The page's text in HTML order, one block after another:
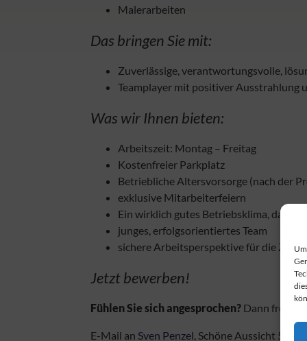
Malerarbeiten
Das bringen Sie mit:
Zuverlässige, verantwortungsvolle,
Teamplayer mit positiver Ausstrahlung
Was wir Ihnen bieten:
Arbeitszeit: Montag – Freitag
Kostenfreier Parkplatz
Betriebliche Altersvorsorge (nach der
exklusive Mitarbeiterfeiern
Ein wirklich gutes Betriebsklima, da wir
junges, erfolgsorientiertes Team
sichere Arbeitsperspektive für die
Jetzt bewerben!
Fühlen Sie sich angesprochen? Dann freuen
E-Mail an Sven Penzel , Schöne Aussicht 5,